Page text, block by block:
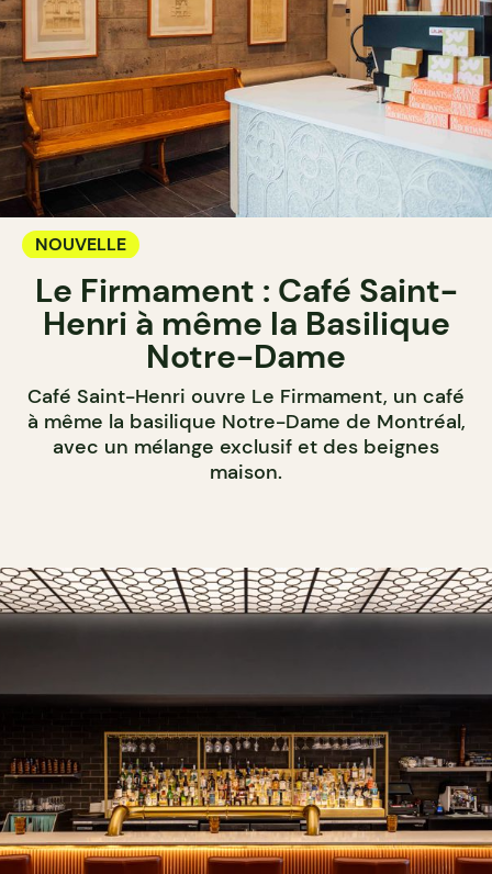
NOUVELLE
Le Firmament : Café Saint-
Henri à même la Basilique
Notre-Dame
Café Saint-Henri ouvre Le Firmament, un café
à même la basilique Notre-Dame de Montréal,
avec un mélange exclusif et des beignes
maison.